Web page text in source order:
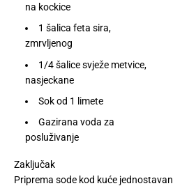
na kockice
1 šalica feta sira,
zmrvljenog
1/4 šalice svježe metvice,
nasjeckane
Sok od 1 limete
Gazirana voda za
posluživanje
Zaključak
Priprema sode kod kuće